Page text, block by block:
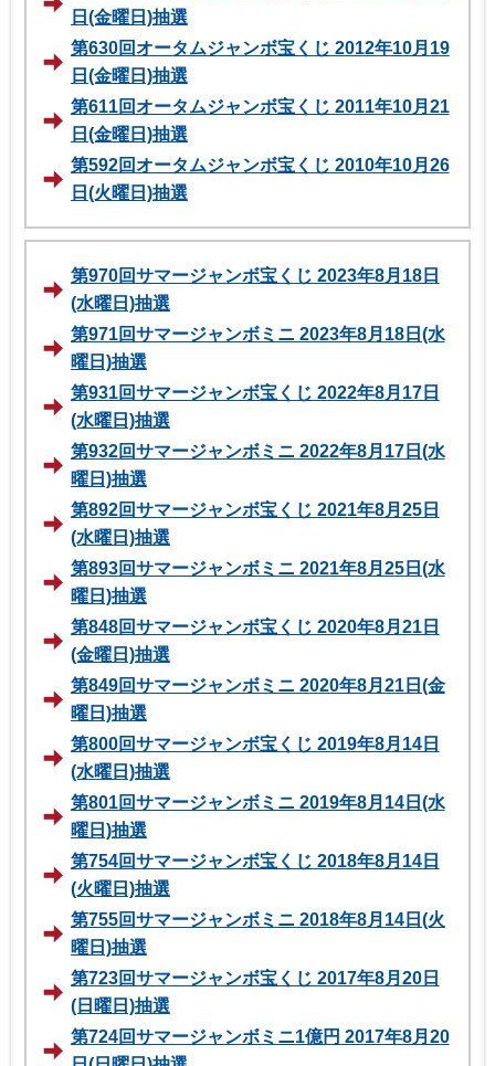
日(金曜日)抽選
第630回オータムジャンボ宝くじ 2012年10月19
日(金曜日)抽選
第611回オータムジャンボ宝くじ 2011年10月21
日(金曜日)抽選
第592回オータムジャンボ宝くじ 2010年10月26
日(火曜日)抽選
第970回サマージャンボ宝くじ 2023年8月18日
(水曜日)抽選
第971回サマージャンボミニ 2023年8月18日(水
曜日)抽選
第931回サマージャンボ宝くじ 2022年8月17日
(水曜日)抽選
第932回サマージャンボミニ 2022年8月17日(水
曜日)抽選
第892回サマージャンボ宝くじ 2021年8月25日
(水曜日)抽選
第893回サマージャンボミニ 2021年8月25日(水
曜日)抽選
第848回サマージャンボ宝くじ 2020年8月21日
(金曜日)抽選
第849回サマージャンボミニ 2020年8月21日(金
曜日)抽選
第800回サマージャンボ宝くじ 2019年8月14日
(水曜日)抽選
第801回サマージャンボミニ 2019年8月14日(水
曜日)抽選
第754回サマージャンボ宝くじ 2018年8月14日
(火曜日)抽選
第755回サマージャンボミニ 2018年8月14日(火
曜日)抽選
第723回サマージャンボ宝くじ 2017年8月20日
(日曜日)抽選
第724回サマージャンボミニ1億円 2017年8月20